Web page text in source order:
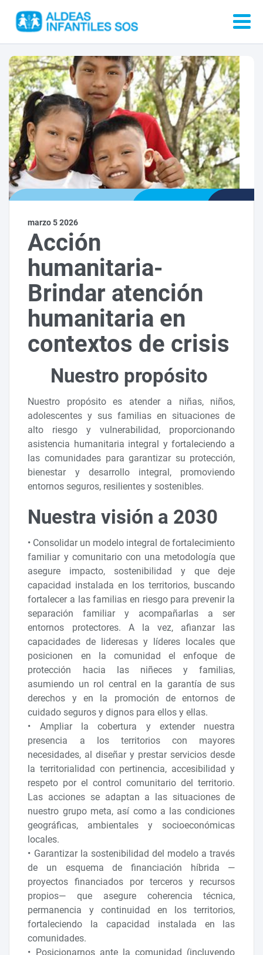
marzo 5 2026
Acción
humanitaria-
Brindar atención
humanitaria en
contextos de crisis
Nuestro propósito
Nuestro propósito es atender a niñas, niños,
adolescentes y sus familias en situaciones de
alto riesgo y vulnerabilidad, proporcionando
asistencia humanitaria integral y fortaleciendo a
las comunidades para garantizar su protección,
bienestar y desarrollo integral, promoviendo
entornos seguros, resilientes y sostenibles.
Nuestra visión a 2030
• Consolidar un modelo integral de fortalecimiento
familiar y comunitario con una metodología que
asegure impacto, sostenibilidad y que deje
capacidad instalada en los territorios, buscando
fortalecer a las familias en riesgo para prevenir la
separación familiar y acompañarlas a ser
entornos protectores. A la vez, afianzar las
capacidades de lideresas y líderes locales que
posicionen en la comunidad el enfoque de
protección hacia las niñeces y familias,
asumiendo un rol central en la garantía de sus
derechos y en la promoción de entornos de
cuidado seguros y dignos para ellos y ellas.
• Ampliar la cobertura y extender nuestra
presencia a los territorios con mayores
necesidades, al diseñar y prestar servicios desde
la territorialidad con pertinencia, accesibilidad y
respeto por el control comunitario del territorio.
Las acciones se adaptan a las situaciones de
nuestro grupo meta, así como a las condiciones
geográficas, ambientales y socioeconómicas
locales.
• Garantizar la sostenibilidad del modelo a través
de un esquema de financiación híbrida —
proyectos financiados por terceros y recursos
propios— que asegure coherencia técnica,
permanencia y continuidad en los territorios,
fortaleciendo la capacidad instalada en las
comunidades.
• Posicionarnos ante la comunidad (incluyendo